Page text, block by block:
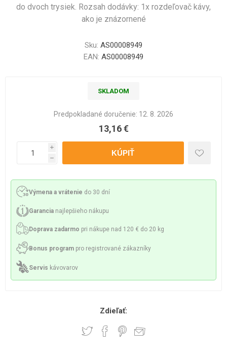
do dvoch trysiek. Rozsah dodávky: 1x rozdeľovač kávy,
ako je znázornené
Sku: AS00008949
EAN: AS00008949
SKLADOM
Predpokladané doručenie: 12. 8. 2026
13,16 €
i
h
Výmena a vrátenie do 30 dní
Garancia najlepšieho nákupu
Doprava zadarmo pri nákupe nad 120 € do 20 kg
Bonus program pro registrované zákazníky
Servis kávovarov
Zdieľať: